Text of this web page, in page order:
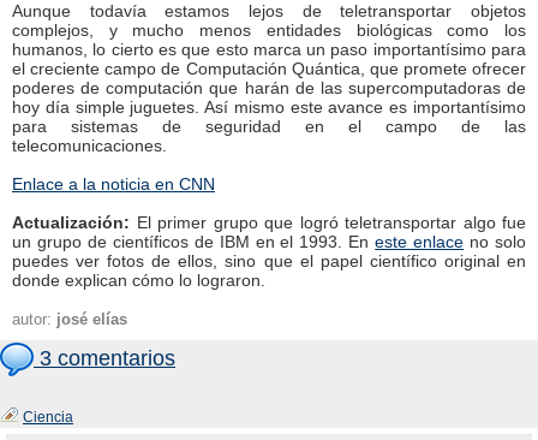
Aunque todavía estamos lejos de teletransportar objetos
complejos, y mucho menos entidades biológicas como los
humanos, lo cierto es que esto marca un paso importantísimo para
el creciente campo de Computación Quántica, que promete ofrecer
poderes de computación que harán de las supercomputadoras de
hoy día simple juguetes. Así mismo este avance es importantísimo
para sistemas de seguridad en el campo de las
telecomunicaciones.
Enlace a la noticia en CNN
Actualización: El primer grupo que logró teletransportar algo fue
un grupo de científicos de IBM en el 1993. Eneste enlace no solo
puedes ver fotos de ellos, sino que el papel científico original en
donde explican cómo lo lograron.
autor: josé elías
3 comentarios
Ciencia